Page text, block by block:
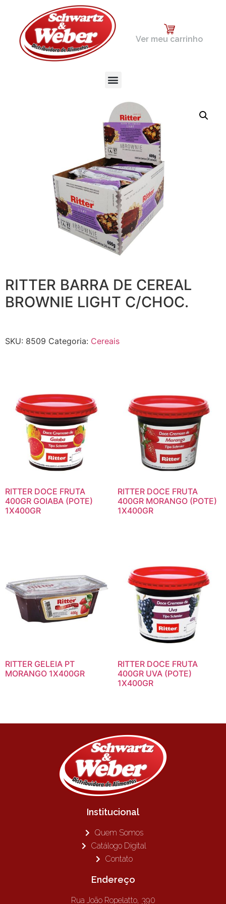
Ver meu carrinho
RITTER BARRA DE CEREAL
BROWNIE LIGHT C/CHOC.
SKU: 8509 Categoria: Cereais
RITTER DOCE FRUTA
400GR GOIABA (POTE)
1X400GR
RITTER DOCE FRUTA
400GR MORANGO (POTE)
1X400GR
RITTER GELEIA PT
MORANGO 1X400GR
RITTER DOCE FRUTA
400GR UVA (POTE)
1X400GR
Institucional
Quem Somos
Catálogo Digital
Contato
Endereço
Rua João Ropelatto, 390